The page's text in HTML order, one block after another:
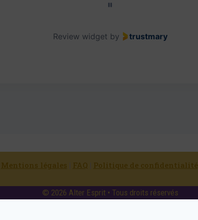
Review widget by trustmary
Mentions légales | FAQ | Politique de confidentialité
© 2026 Alter Esprit • Tous droits réservés